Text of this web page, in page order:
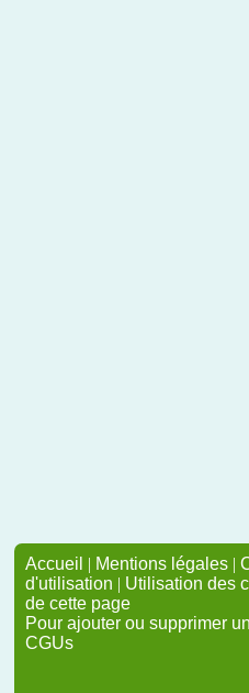
Accueil | Mentions légales |
d'utilisation | Utilisation des
de cette page
Pour ajouter ou supprimer
CGUs